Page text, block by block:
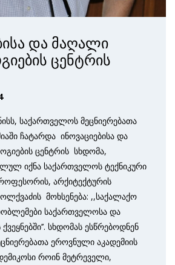
და მაღალი
ცენტრის
საქართველოს მეცნიერებათა
ჩატარდა ინოვაციებისა და
ცენტრის სხდომა,
იქნა საქართველოს ტექნიკური
არქიტექტურის
მოხსენება: ,,საქალაქო
საქართველოსა და
სხდომას ესწრებოდნენ
ეროვნული აკადემიის
როინ მეტრეველი,